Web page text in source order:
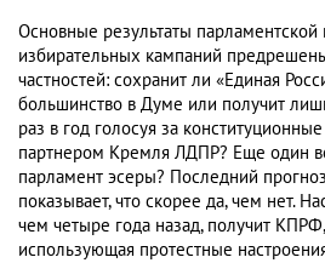
Основные результаты парламентской
избирательных кампаний
частностей: сохранит ли «Единая
большинство в Думе или получит
раз в год голосуя за
партнером Кремля ЛДПР? Еще один
парламент эсеры? Последний
показывает, что скорее да, чем нет.
чем четыре года назад, получит
использующая протестные